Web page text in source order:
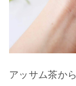
アッサム茶か